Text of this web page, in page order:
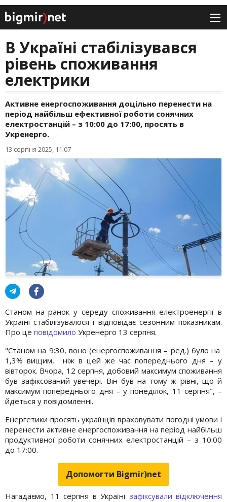
В Україні стабілізувався
рівень споживання
електрики
Активне енергоспоживання доцільно перенести на
період найбільш ефективної роботи сонячних
електростанцій – з 10:00 до 17:00, просять в
Укренерго.
13 серпня 2025, 11:07
Станом на ранок у середу споживання електроенергії в
Україні стабілізувалося і відповідає сезонним показникам.
Про це повідомило Укренерго 13 серпня.
"Станом на 9:30, воно (енергоспоживання – ред.) було на
1,3% вищим, ніж в цей же час попереднього дня – у
вівторок. Вчора, 12 серпня, добовий максимум споживання
був зафіксований увечері. Він був на тому ж рівні, що й
максимум попереднього дня – у понеділок, 11 серпня", –
йдеться у повідомленні.
Енергетики просять українців враховувати погодні умови і
перенести активне енергоспоживання на період найбільш
продуктивної роботи сонячних електростанцій – з 10:00
до 17:00.
Допомогти Bigmir)net
Нагадаємо, 11 серпня в Україні зафіксували відключення